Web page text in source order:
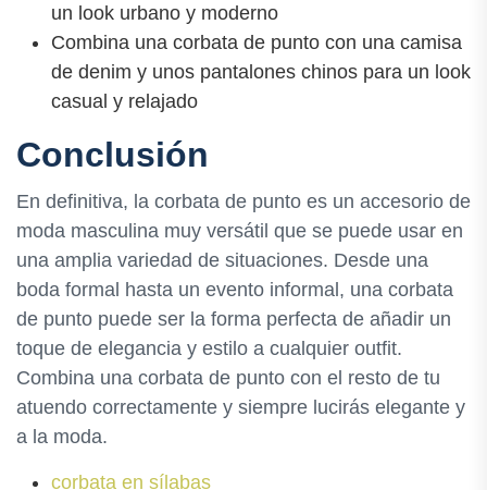
un look urbano y moderno
Combina una corbata de punto con una camisa
de denim y unos pantalones chinos para un look
casual y relajado
Conclusión
En definitiva, la corbata de punto es un accesorio de
moda masculina muy versátil que se puede usar en
una amplia variedad de situaciones. Desde una
boda formal hasta un evento informal, una corbata
de punto puede ser la forma perfecta de añadir un
toque de elegancia y estilo a cualquier outfit.
Combina una corbata de punto con el resto de tu
atuendo correctamente y siempre lucirás elegante y
a la moda.
corbata en sílabas